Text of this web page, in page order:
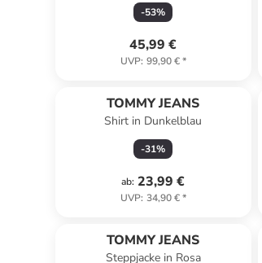
-53%
45,99 €
UVP: 99,90 €*
TOMMY JEANS
Shirt in Dunkelblau
-31%
ab: 23,99 €
UVP: 34,90 €*
TOMMY JEANS
Steppjacke in Rosa